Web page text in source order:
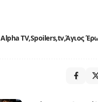
Alpha TVSpoilers tvΆγιος